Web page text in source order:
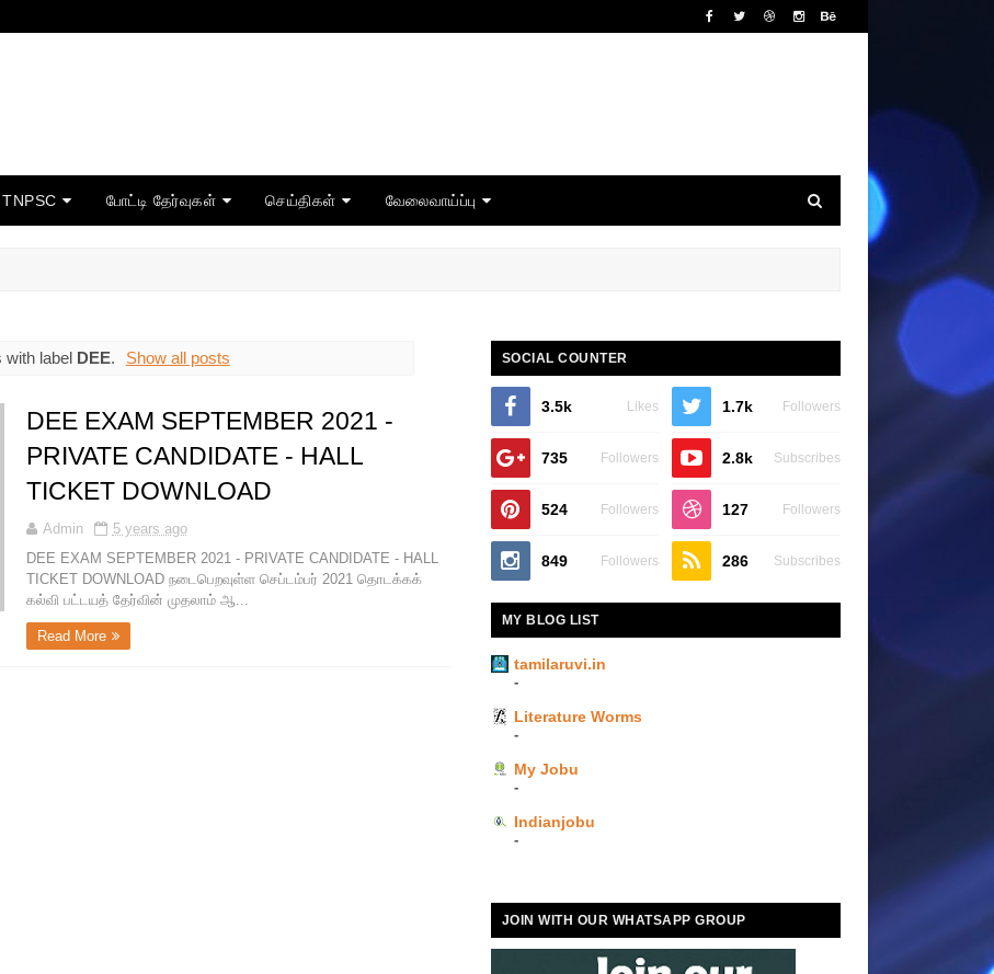
TNPSC போட்டி தேர்வுகள் செய்திகள் வேலைவாய்ப்பு
with label DEE. Show all posts
DEE EXAM SEPTEMBER 2021 -
PRIVATE CANDIDATE - HALL
TICKET DOWNLOAD
Admin
5 years ago
DEE EXAM SEPTEMBER 2021 - PRIVATE CANDIDATE - HALL
TICKET DOWNLOAD நடைபெறவுள்ள செப்டம்பர் 2021 தொடக்கக்
கல்வி பட்டயத் தேர்வின் முதலாம் ஆ...
Read More
SOCIAL COUNTER
3.5k Likes 1.7k Followers
735 Followers 2.8k Subscribes
524 Followers 127 Followers
849 Followers 286 Subscribes
MY BLOG LIST
tamilaruvi.in
-
Literature Worms
-
My Jobu
-
Indianjobu
-
JOIN WITH OUR WHATSAPP GROUP